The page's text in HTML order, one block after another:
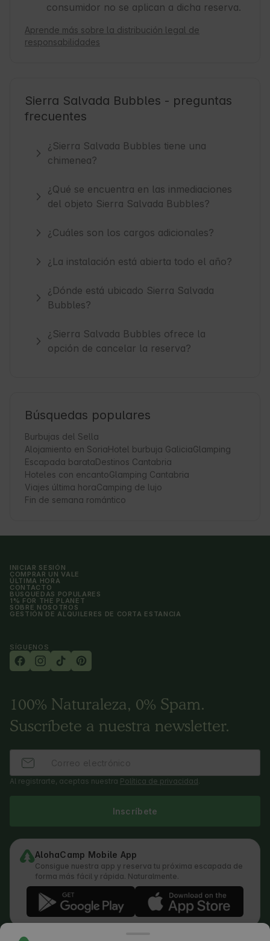
consumidor no se aplican a dicha reserva.
Aprende más sobre la distribución legal de
responsabilidades
Sierra Salvada Bubbles - preguntas
frecuentes
¿Sierra Salvada Bubbles tiene una
chimenea?
¿Qué se encuentra en las inmediaciones
del objeto Sierra Salvada Bubbles?
¿Cuáles son los cargos adicionales?
¿La instalación está abierta todo el año?
¿Dónde está ubicado Sierra Salvada
Bubbles?
¿Sierra Salvada Bubbles ofrece la
opción de cancelar la reserva?
Búsquedas populares
Burbujas del Sella
Alojamiento en SoriaHotel burbuja GaliciaGlamping
Escapada barataDestinos Cantabria
Hoteles con encantoGlamping Cantabria
Viajes última horaCamping de lujo
Fin de semana romántico
INICIAR SESIÓN
COMPRAR UN VALE
ÚLTIMA HORA
CONTACTO
BÚSQUEDAS POPULARES
1% FOR THE PLANET
SOBRE NOSOTROS
GESTIÓN DE ALQUILERES DE CORTA ESTANCIA
SÍGUENOS
100% Naturaleza, 0% Spam.
Suscríbete a nuestra newsletter.
Al registrarte, aceptas nuestra Política de privacidad.
Inscríbete
AlohaCamp Mobile App
Consigue nuestra app y reserva tu próxima escapada de
forma más fácil y rápida. Naturalmente.